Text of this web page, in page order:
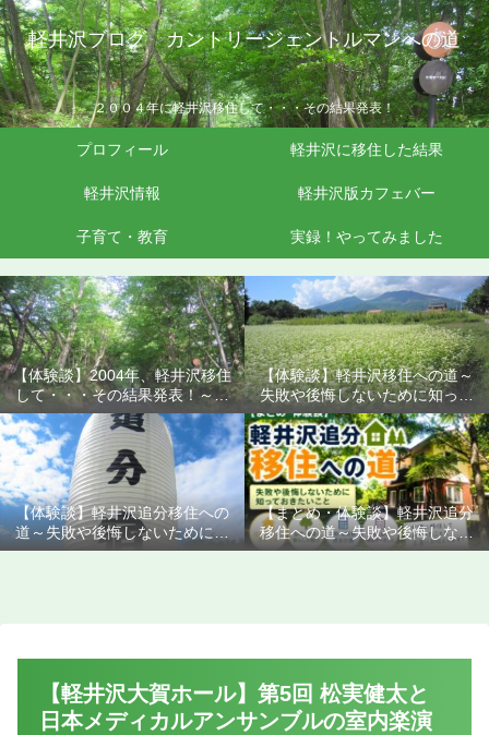
軽井沢ブログ カントリージェントルマンへの道
２００４年に軽井沢移住して・・・その結果発表！
プロフィール 軽井沢に移住した結果
軽井沢情報 軽井沢版カフェバー
子育て・教育 実録！やってみました
【体験談】2004年、軽井沢移住
して・・・その結果発表！～失
敗や後悔しないために知ってお
きたいこと
【体験談】軽井沢移住への道～
失敗や後悔しないために知って
おきたいこと
【体験談】軽井沢追分移住への
道～失敗や後悔しないために知
っておきたいこと
【まとめ・体験談】軽井沢追分
移住への道～失敗や後悔しない
ために知っておきたいこと
【軽井沢大賀ホール】第5回 松実健太と
日本メディカルアンサンブルの室内楽演